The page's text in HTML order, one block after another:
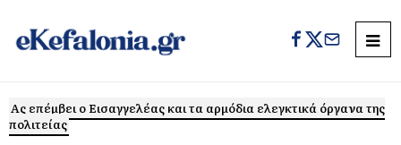
Ας επέμβει ο Εισαγγελέας και τα αρμόδια ελεγκτικά όργανα της
πολιτείας